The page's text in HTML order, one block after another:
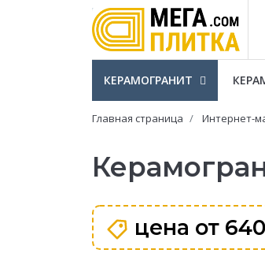
КЕРАМОГРАНИТ
Главная страница Интернет-
цена от